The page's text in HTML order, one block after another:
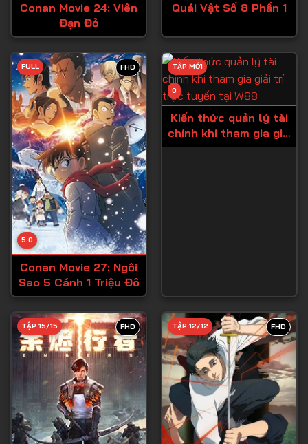
Tập 29
Tập 30
Tập 31
Tập 32
Tập 33
Tập 34
Tập 35
Tập 36
Tập 38
Tập 39
Tập 40
Tập 41
Tập 42
Tập 43
Tập 44
Conan Movie 24: Viên
Đạn Đỏ
Quái Vật Số 8 Phần 1
FHD
5.0
FULL
Conan Movie 27: Ngôi
Sao 5 Cánh 1 Triệu Đô
0
TẬP MỚI
Kiến thức quản lý tài
chính khi tham gia giải
trí trực tuyến tại W88
FHD
TẬP 15/15 FHD
TẬP 12/12